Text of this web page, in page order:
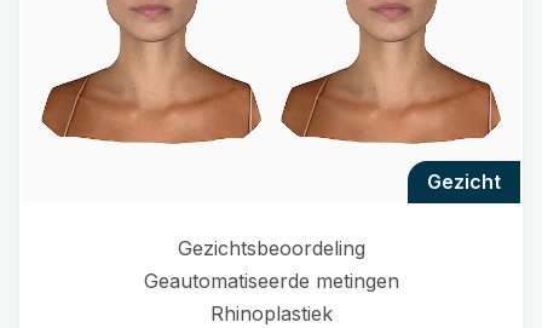
gezicht
Gezichtsbeoordeling
Geautomatiseerde metingen
Rhinoplastiek